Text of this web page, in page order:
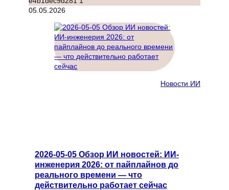
05.05.2026
Новости ИИ
2026-05-05 Обзор ИИ новостей: ИИ-
инженерия 2026: от пайплайнов до
реального времени — что
действительно работает сейчас